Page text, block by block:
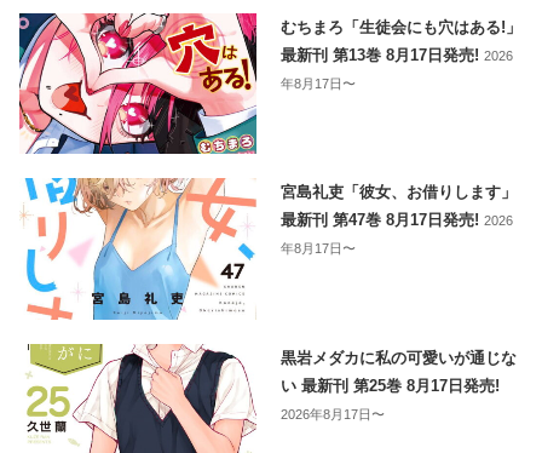
むちまろ「生徒会にも穴はある!」
最新刊 第13巻 8月17日発売!2026
年8月17日〜
宮島礼吏「彼女、お借りします」
最新刊 第47巻 8月17日発売!2026
年8月17日〜
黒岩メダカに私の可愛いが通じな
い 最新刊 第25巻 8月17日発売!
2026年8月17日〜